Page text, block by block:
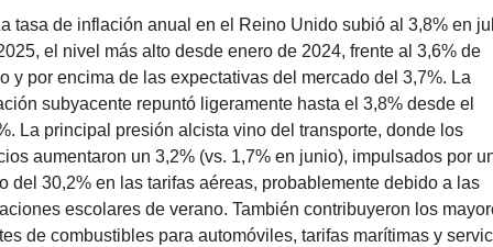
tasa de inflación anual en el Reino Unido subió al 3,8% en
el nivel más alto desde enero de 2024, frente al 3,6% de
y por encima de las expectativas del mercado del 3,7%. La
subyacente repuntó ligeramente hasta el 3,8% desde el
La principal presión alcista vino del transporte, donde los
aumentaron un 3,2% (vs. 1,7% en junio), impulsados por
del 30,2% en las tarifas aéreas, probablemente debido a las
escolares de verano. También contribuyeron los
de combustibles para automóviles, tarifas marítimas y